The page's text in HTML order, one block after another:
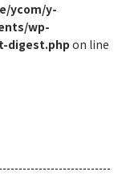
ycom/y-
wp-
digest.php on line